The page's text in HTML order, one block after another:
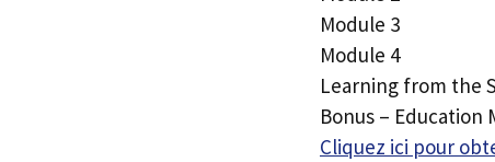
Module 3
Module 4
Learning from the
Bonus –
Cliquez ici pour